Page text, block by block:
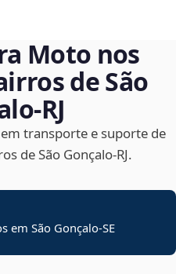
Moto nos
de São
transporte e suporte de
de São Gonçalo‑RJ.
emSão Gonçalo-SE